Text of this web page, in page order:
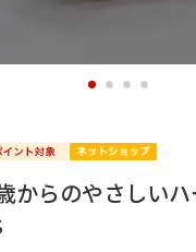
1 2 3 4
からのやさしい